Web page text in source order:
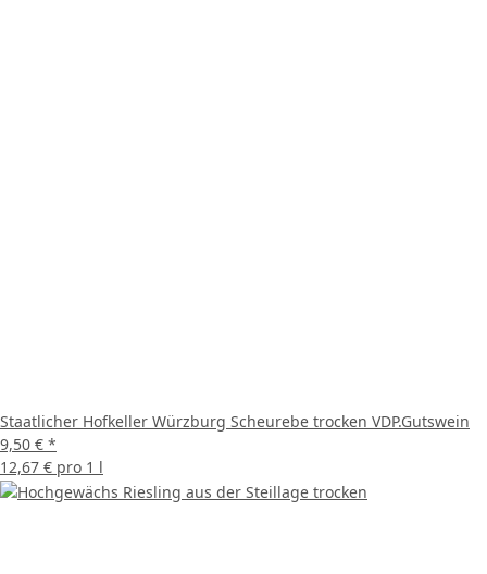
Staatlicher Hofkeller Würzburg Scheurebe trocken VDP.Gutswein
9,50 € *
12,67 € pro 1 l